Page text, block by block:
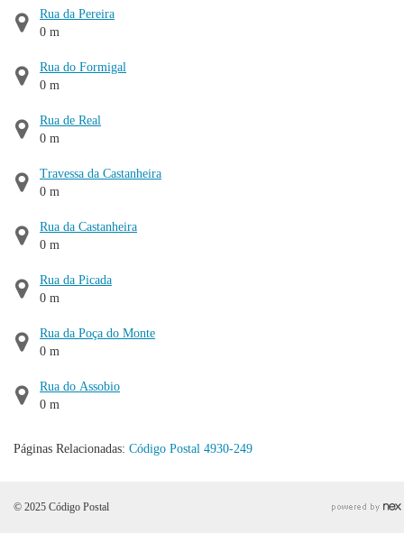
Rua da Pereira
0 m
Rua do Formigal
0 m
Rua de Real
0 m
Travessa da Castanheira
0 m
Rua da Castanheira
0 m
Rua da Picada
0 m
Rua da Poça do Monte
0 m
Rua do Assobio
0 m
Páginas Relacionadas: Código Postal 4930-249
© 2025 Código Postal